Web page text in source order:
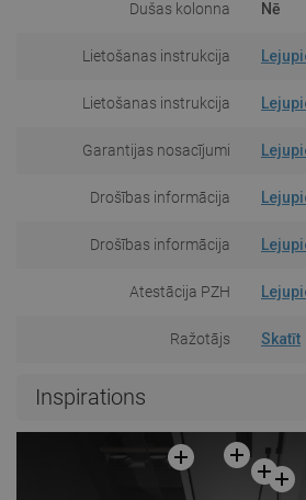
Dušas kolonna Nē
Lietošanas instrukcija
Lietošanas instrukcija
Garantijas nosacījumi
Drošības informācija
Drošības informācija
Atestācija PZH
Ražotājs Skatīt
Inspirations